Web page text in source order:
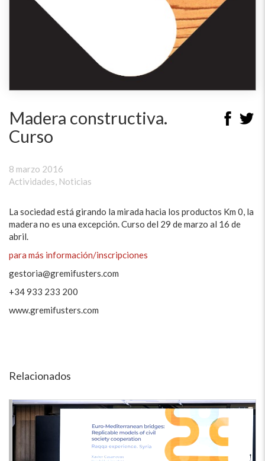
Madera constructiva.
Curso
8 marzo 2016
Actividades, Noticias
La sociedad está girando la mirada hacia los productos Km 0, la
madera no es una excepción. Curso del 29 de marzo al 16 de
abril.
para más información/inscripciones
gestoria@gremifusters.com
+34 933 233 200
www.gremifusters.com
Relacionados